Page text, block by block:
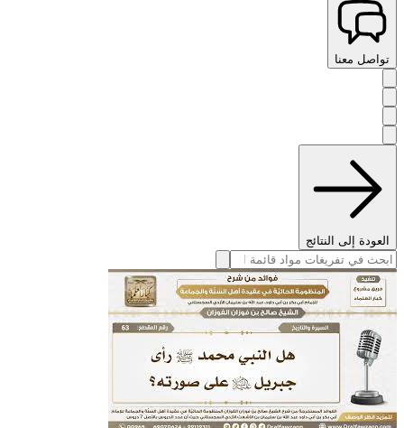
تواصل معنا
العودة إلى النتائج